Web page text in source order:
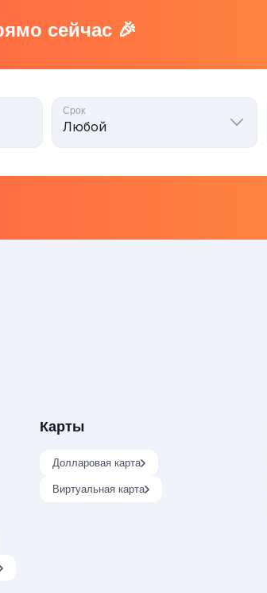
сейчас 🎉
Срок
Карты
Долларовая карта
Виртуальная карта